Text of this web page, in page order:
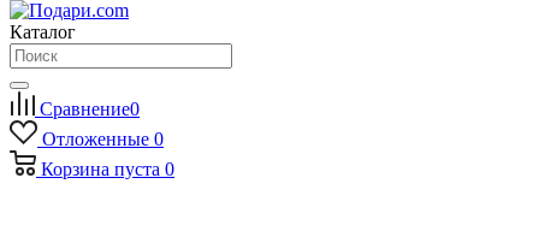
Каталог
Сравнение0
Отложенные 0
Корзина пуста 0